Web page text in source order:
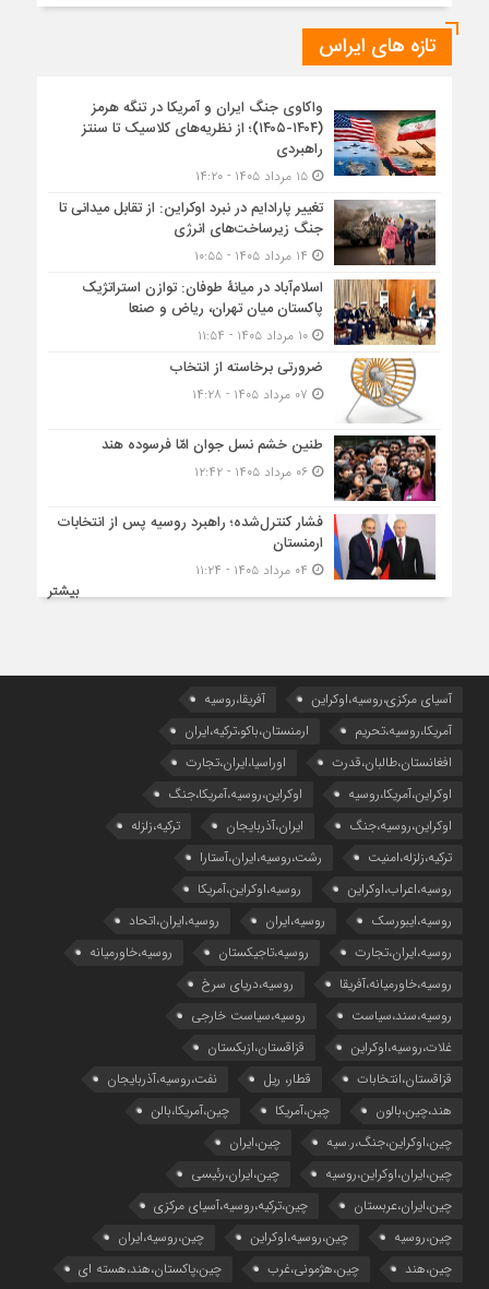
تازه های ایراس
واکاوی جنگ ایران و آمریکا در تنگه هرمز
(۱۴۰۴-۱۴۰۵)؛ از نظریه‌های کلاسیک تا سنتز
راهبردی
۱۵ مرداد ۱۴۰۵ - ۱۴:۲۰
تغییر پارادایم در نبرد اوکراین: از تقابل میدانی تا
جنگ زیرساخت‌های انرژی
اسلام‌آباد در میانۀ طوفان: توازن استراتژیک
پاکستان میان تهران، ریاض و صنعا
۱۰ مرداد ۱۴۰۵ - ۱۱:۵۴
ضرورتی برخاسته از انتخاب
طنین خشم نسل جوان امّا فرسوده هند
۰۶ مرداد ۱۴۰۵ - ۱۲:۴۲
فشار کنترل‌شده؛ راهبرد روسیه پس از انتخابات
ارمنستان
بیشتر
آسیای مرکزی،روسیه،اوکراین
آفریقا،روسیه
آمریکا،روسیه،تحریم
ارمنستان،باکو،ترکیه،ایران
افغانستان،طالبان،قدرت
اوراسیا،ایران،تجارت
اوکراین،آمریکا،روسیه
اوکراین،روسیه،آمریکا،جنگ
اوکراین،روسیه،جنگ
ایران،آذربایجان
ترکیه،زلزله
ترکیه،زلزله،امنیت
رشت،روسیه،ایران،آستارا
روسیه،اعراب،اوکراین
روسیه،اوکراین،آمریکا
روسیه،ایبورسک
روسیه،ایران
روسیه،ایران،اتحاد
روسیه،ایران،تجارت
روسیه،تاجیکستان
روسیه،خاورمیانه
روسیه،خاورمیانه،آفریقا
روسیه،دریای سرخ
روسیه،سند،سیاست
روسیه،سیاست خارجی
غلات،روسیه،اوکراین
قزاقستان،ازبکستان
قزاقستان،انتخابات
قطار، ریل
نفت،روسیه،آذربایجان
هند،چین،بالون
چین،آمریکا
چین،آمریکا،بالن
چین،اوکراین،جنگ،ر.سیه
چین،ایران
چین،ایران،اوکراین،روسیه
چین،ایران،رئیسی
چین،ایران،عربستان
چین،ترکیه،روسیه،آسیای مرکزی
چین،روسیه
چین،روسیه،اوکراین
چین،روسیه،ایران
چین،هند
چین،هژمونی،غرب چین،پاکستان،هند،هسته ای